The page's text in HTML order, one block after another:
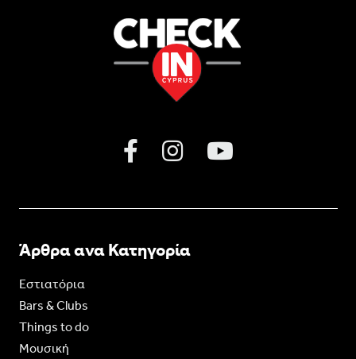
Άρθρα ανα Κατηγορία
Εστιατόρια
Bars & Clubs
Things to do
Moυσική